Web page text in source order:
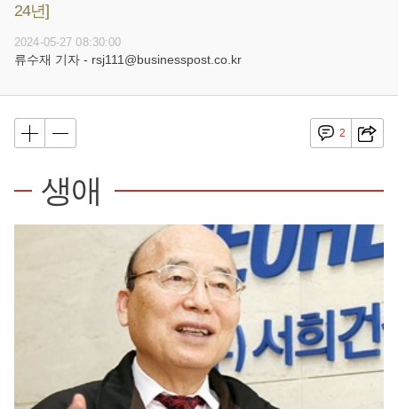
24년]
2024-05-27 08:30:00
류수재 기자 - rsj111@businesspost.co.kr
2
생애